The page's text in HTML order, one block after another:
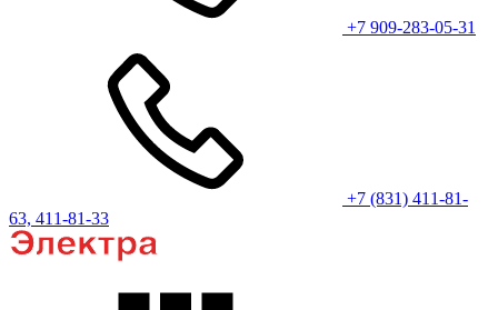
+7 909-283-05-31
+7 (831) 411-81-
63, 411-81-33